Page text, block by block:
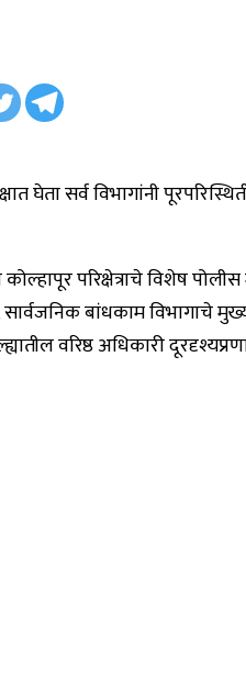
घेता सर्व विभागांनी
परिक्षेत्राचे विशेष
बांधकाम विभागाचे
वरिष्ठ अधिकारी